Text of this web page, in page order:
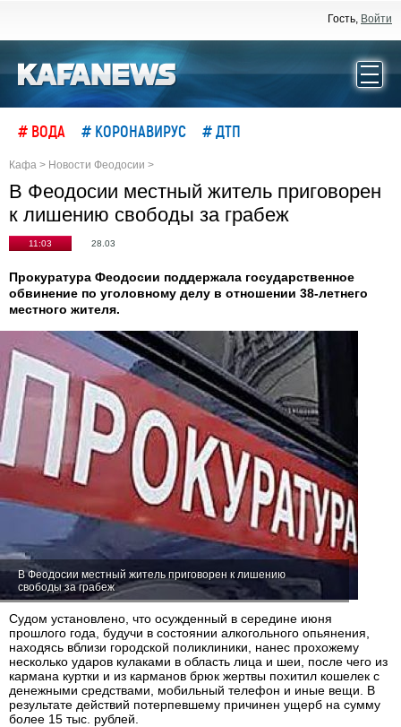
Гость, Войти
# ВОДА # КОРОНАВИРУС # ДТП
Кафа > Новости Феодосии >
В Феодосии местный житель приговорен
к лишению свободы за грабеж
11:03 28.03
Прокуратура Феодосии поддержала государственное
обвинение по уголовному делу в отношении 38-летнего
местного жителя.
В Феодосии местный житель приговорен к лишению
свободы за грабеж
Судом установлено, что осужденный в середине июня
прошлого года, будучи в состоянии алкогольного опьянения,
находясь вблизи городской поликлиники, нанес прохожему
несколько ударов кулаками в область лица и шеи, после чего из
кармана куртки и из карманов брюк жертвы похитил кошелек с
денежными средствами, мобильный телефон и иные вещи. В
результате действий потерпевшему причинен ущерб на сумму
более 15 тыс. рублей.